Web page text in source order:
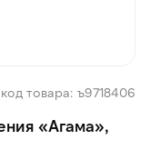
код товара: ъ9718406
«Агама»,